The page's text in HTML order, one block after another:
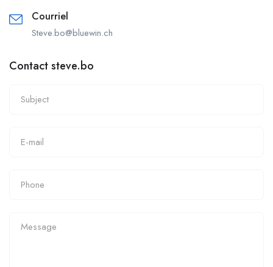
Courriel
Steve.bo@bluewin.ch
Contact steve.bo